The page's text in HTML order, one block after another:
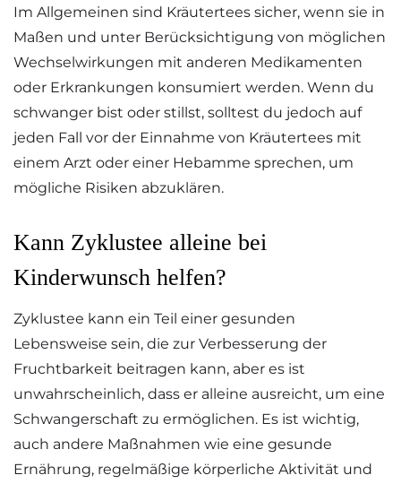
Im Allgemeinen sind Kräutertees sicher, wenn sie in
Maßen und unter Berücksichtigung von möglichen
Wechselwirkungen mit anderen Medikamenten
oder Erkrankungen konsumiert werden. Wenn du
schwanger bist oder stillst, solltest du jedoch auf
jeden Fall vor der Einnahme von Kräutertees mit
einem Arzt oder einer Hebamme sprechen, um
mögliche Risiken abzuklären.
Kann Zyklustee alleine bei
Kinderwunsch helfen?
Zyklustee kann ein Teil einer gesunden
Lebensweise sein, die zur Verbesserung der
Fruchtbarkeit beitragen kann, aber es ist
unwahrscheinlich, dass er alleine ausreicht, um eine
Schwangerschaft zu ermöglichen. Es ist wichtig,
auch andere Maßnahmen wie eine gesunde
Ernährung, regelmäßige körperliche Aktivität und